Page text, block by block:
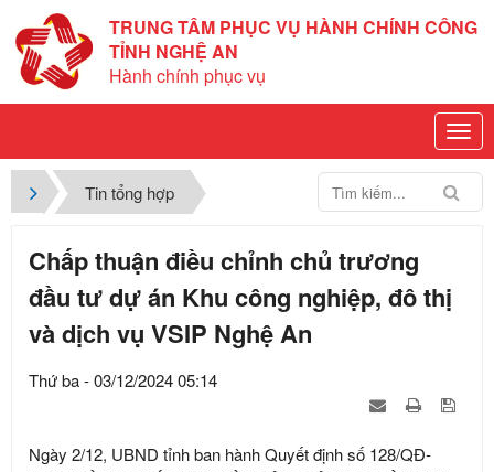
TRUNG TÂM PHỤC VỤ HÀNH CHÍNH CÔNG
TỈNH NGHỆ AN
Hành chính phục vụ
Tin tổng hợp
Chấp thuận điều chỉnh chủ trương
đầu tư dự án Khu công nghiệp, đô thị
và dịch vụ VSIP Nghệ An
Thứ ba - 03/12/2024 05:14
Ngày 2/12, UBND tỉnh ban hành Quyết định số 128/QĐ-